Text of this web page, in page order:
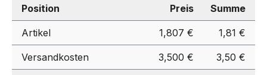
Position Preis Summe
Artikel 1,807 € 1,81 €
Versandkosten 3,500 € 3,50 €